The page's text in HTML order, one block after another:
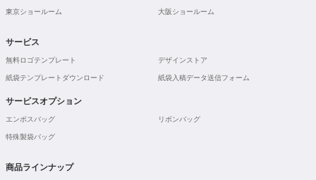
東京ショールーム 大阪ショールーム
サービス
無料ロゴテンプレート デザインストア
紙袋テンプレートダウンロード 紙袋入稿データ送信フォーム
サービスオプション
エンボスバッグ リボンバッグ
特殊製袋バッグ
商品ラインナップ